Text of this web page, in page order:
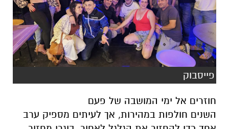
פייסבוק
חוזרים אל ימי המושבה של פעם
השנים חולפות במהירות, אך לעיתים מספיק ערב